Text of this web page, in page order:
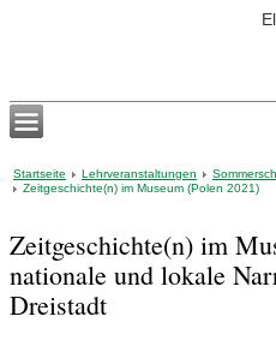
Startseite Lehrveranstaltungen
Zeitgeschichte(n) im Museum (Polen 2021)
Zeitgeschichte(n) im
nationale und lokale
Dreistadt